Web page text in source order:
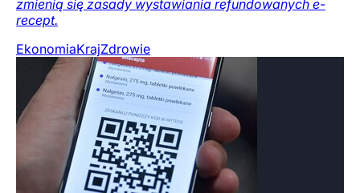
zmienią się zasady wystawiania refundowanych e-
recept.
EkonomiaKrajZdrowie